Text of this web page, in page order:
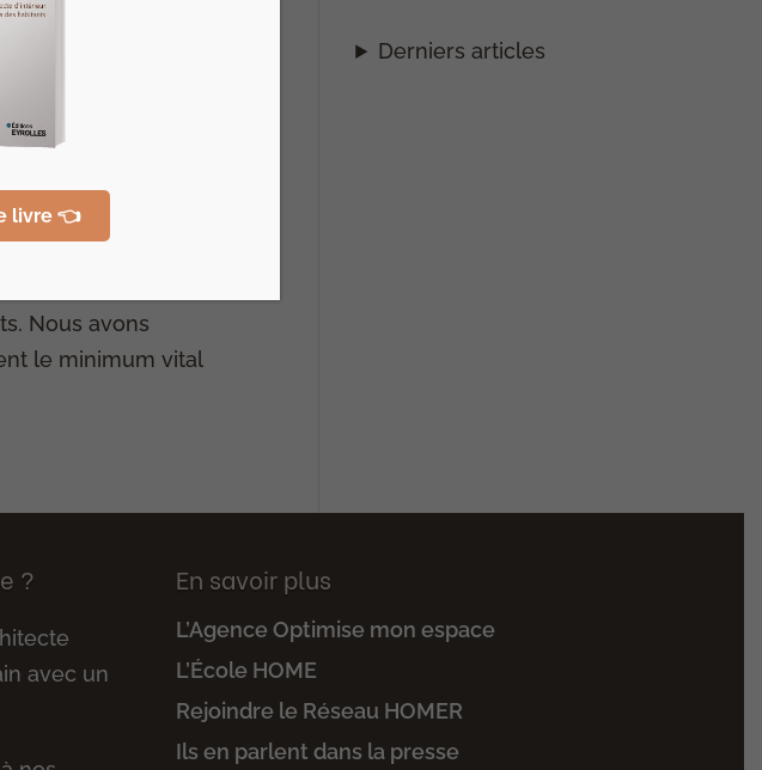
de
Avec mon Cher-et-
Nous avons
le minimum vital
Derniers articles
?
avec un
En savoir plus
L’Agence Optimise mon espace
L’École HOME
Rejoindre le Réseau HOMER
Ils en parlent dans la presse
livre 👈